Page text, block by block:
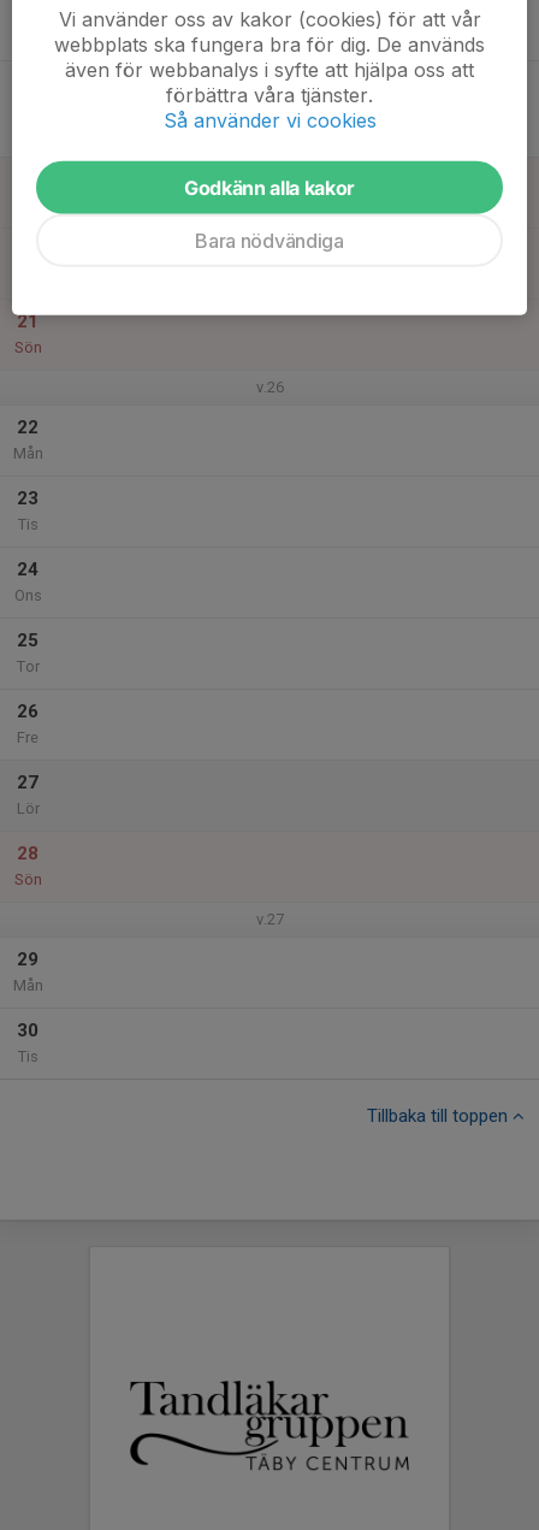
20:00
Match mot IFK Lidingö FK
Div 1 Norra, dam 2026
19
21
Sön
v.26
22
Mån
23
Tis
24
Ons
25
Tor
26
Fre
27
Lör
28
Sön
v.27
29
Mån
30
Tis
Tillbaka till toppen
Vi använder oss av kakor (cookies) för att vår
webbplats ska fungera bra för dig. De används
även för webbanalys i syfte att hjälpa oss att
förbättra våra tjänster.
Så använder vi cookies
Godkänn alla kakor
Bara nödvändiga